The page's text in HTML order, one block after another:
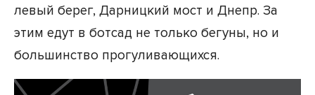
левый берег, Дарницкий мост и Днепр. За
этим едут в ботсад не только бегуны, но и
большинство прогуливающихся.